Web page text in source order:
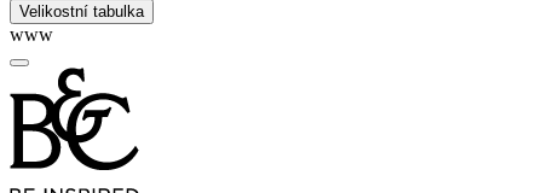
Velikostní tabulka
www